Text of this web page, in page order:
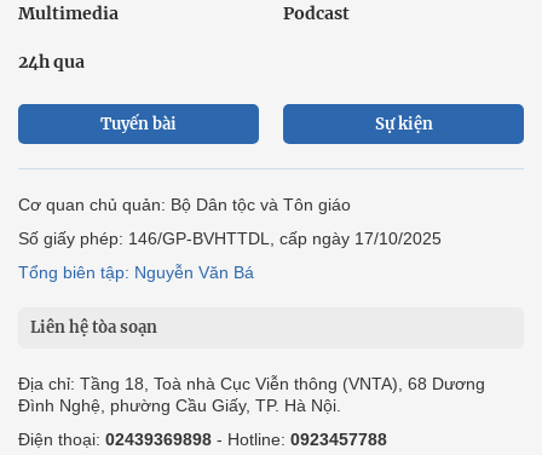
Multimedia Podcast
24h qua
Tuyến bài Sự kiện
Cơ quan chủ quản: Bộ Dân tộc và Tôn giáo
Số giấy phép: 146/GP-BVHTTDL, cấp ngày 17/10/2025
Tổng biên tập: Nguyễn Văn Bá
Liên hệ tòa soạn
Địa chỉ: Tầng 18, Toà nhà Cục Viễn thông (VNTA), 68 Dương
Đình Nghệ, phường Cầu Giấy, TP. Hà Nội.
Điện thoại: 02439369898 - Hotline: 0923457788